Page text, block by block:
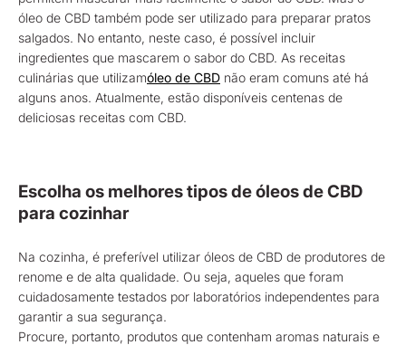
óleo de CBD também pode ser utilizado para preparar pratos
salgados. No entanto, neste caso, é possível incluir
ingredientes que mascarem o sabor do CBD. As receitas
culinárias que utilizamóleo de CBD não eram comuns até há
alguns anos. Atualmente, estão disponíveis centenas de
deliciosas receitas com CBD.
Escolha os melhores tipos de óleos de CBD
para cozinhar
Na cozinha, é preferível utilizar óleos de CBD de produtores de
renome e de alta qualidade. Ou seja, aqueles que foram
cuidadosamente testados por laboratórios independentes para
garantir a sua segurança.
Procure, portanto, produtos que contenham aromas naturais e